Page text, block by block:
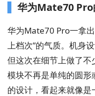
华为Mate70 Pro
华为Mate70 Pro一拿
上档次”的气质。机身
但这次在细节上做了
模块不再是单纯的圆
的设计，看起来就像是